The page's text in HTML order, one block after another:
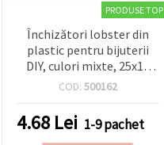
PRODUSE TOP
Închizători lobster din
plastic pentru bijuterii
DIY, culori mixte, 25x15
mm, gaură 2 mm – set 10
COD: 500162
4.68 Lei 1-9 pachet